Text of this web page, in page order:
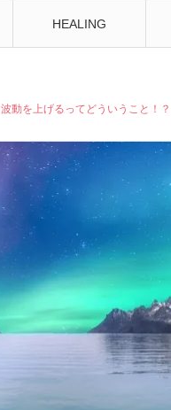
HEALING
波動を上げるってどういうこと！？